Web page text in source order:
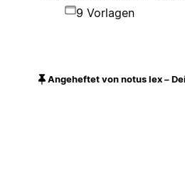
9 Vorlagen
Angeheftet von notus lex –